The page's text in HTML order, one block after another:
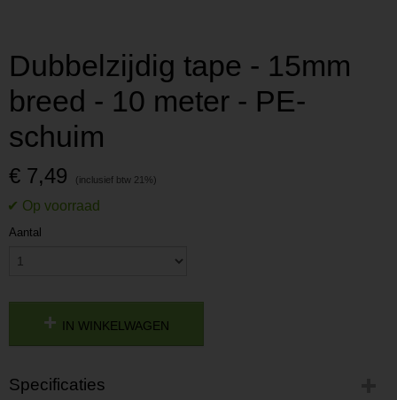
Dubbelzijdig tape - 15mm
breed - 10 meter - PE-
schuim
€ 7,49
Aantal
IN WINKELWAGEN
Specificaties